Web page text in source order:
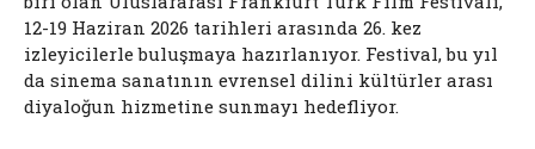
12-19 Haziran 2026 tarihleri arasında 26. kez
izleyicilerle buluşmaya hazırlanıyor. Festival, bu yıl
da sinema sanatının evrensel dilini kültürler arası
diyaloğun hizmetine sunmayı hedefliyor.